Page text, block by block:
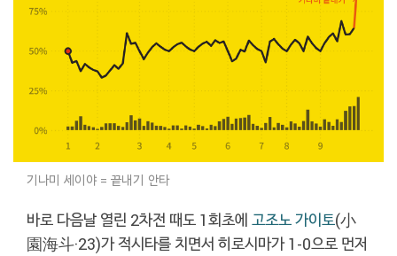
기나미 세이야 = 끝내기 안타
바로 다음날 열린 2차전 때도 1회초에 고조노 가이토(小
園海斗·23)가 적시타를 치면서 히로시마가 1-0으로 먼저